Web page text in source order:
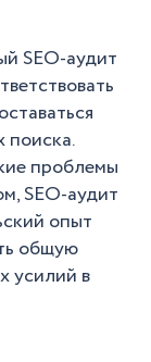
SEO-аудит
поиска.
проблемы
SEO-аудит
опыт
общую
усилий в